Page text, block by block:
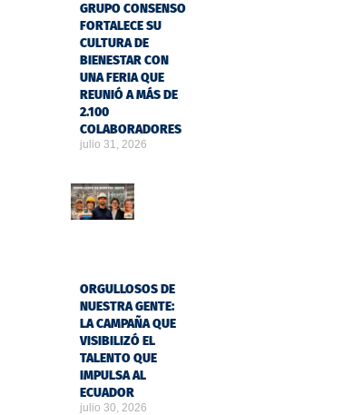
GRUPO CONSENSO
FORTALECE SU
CULTURA DE
BIENESTAR CON
UNA FERIA QUE
REUNIÓ A MÁS DE
2.100
COLABORADORES
julio 31, 2026
ORGULLOSOS DE
NUESTRA GENTE:
LA CAMPAÑA QUE
VISIBILIZÓ EL
TALENTO QUE
IMPULSA AL
ECUADOR
julio 30, 2026